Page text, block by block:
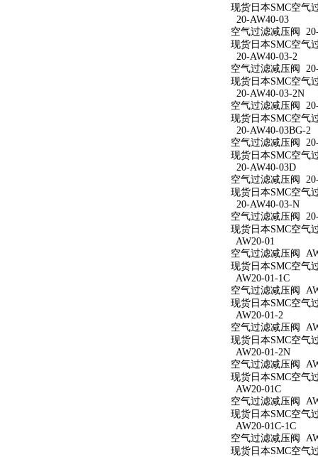
现货日本SMC空气
20-AW40-03
空气过滤减压阀
现货日本SMC空气
20-AW40-03-2
空气过滤减压阀
现货日本SMC空气
20-AW40-03-2N
空气过滤减压阀
现货日本SMC空气
20-AW40-03BG-2
空气过滤减压阀
现货日本SMC空气
20-AW40-03D
空气过滤减压阀
现货日本SMC空气
20-AW40-03-N
空气过滤减压阀
现货日本SMC空气
AW20-01
空气过滤减压阀
现货日本SMC空气
AW20-01-1C
空气过滤减压阀
现货日本SMC空气
AW20-01-2
空气过滤减压阀
现货日本SMC空气
AW20-01-2N
空气过滤减压阀
现货日本SMC空气
AW20-01C
空气过滤减压阀
现货日本SMC空气
AW20-01C-1C
空气过滤减压阀
现货日本SMC空气